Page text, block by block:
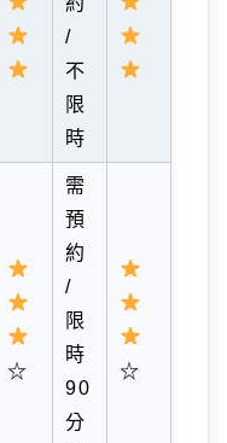
/
不
限
時
☆
需
預
約
/
限
時
90
分
☆